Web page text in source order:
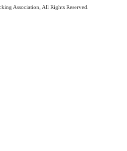
Association, All Rights Reserved.